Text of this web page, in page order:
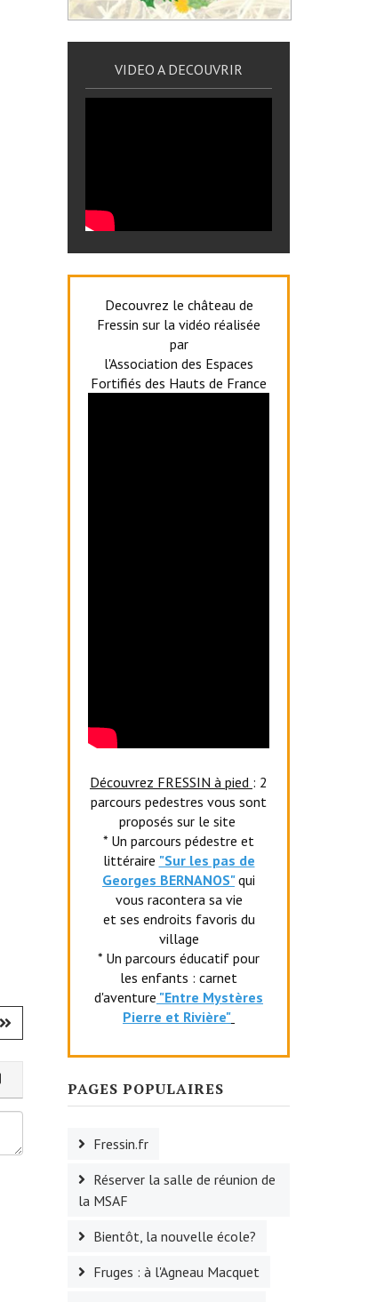
VIDEO A DECOUVRIR
Decouvrez le château de
Fressin sur la vidéo réalisée
par
l'Association des Espaces
Fortifiés des Hauts de France
Découvrez FRESSIN à pied : 2
parcours pedestres vous sont
proposés sur le site
* Un parcours pédestre et
littéraire "Sur les pas de
Georges BERNANOS" qui
vous racontera sa vie
et ses endroits favoris du
village
* Un parcours éducatif pour
les enfants : carnet
d'aventure "Entre Mystères
Pierre et Rivière"
PAGES POPULAIRES
Fressin.fr
Réserver la salle de réunion de
la MSAF
Bientôt, la nouvelle école?
Fruges : à l'Agneau Macquet